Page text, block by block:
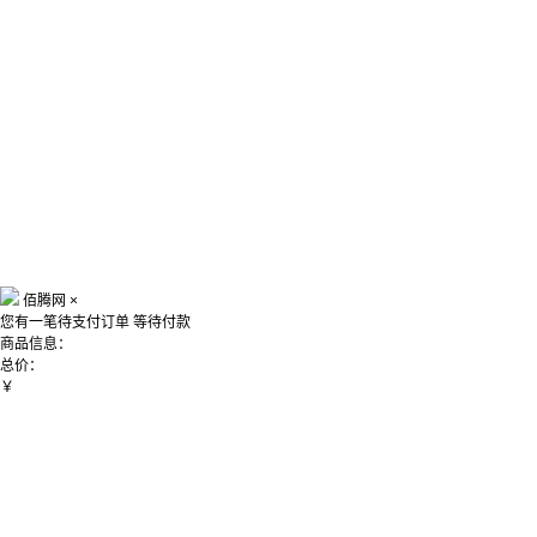
佰腾网 ×
您有一笔待支付订单 等待付款
商品信息：
总价：
￥